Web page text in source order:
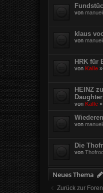
von
klaus
von
HRK für
von Kalle »
HEINZ
Daughter
von Kalle »
von
Die
von
Neues Thema
Zurück zur